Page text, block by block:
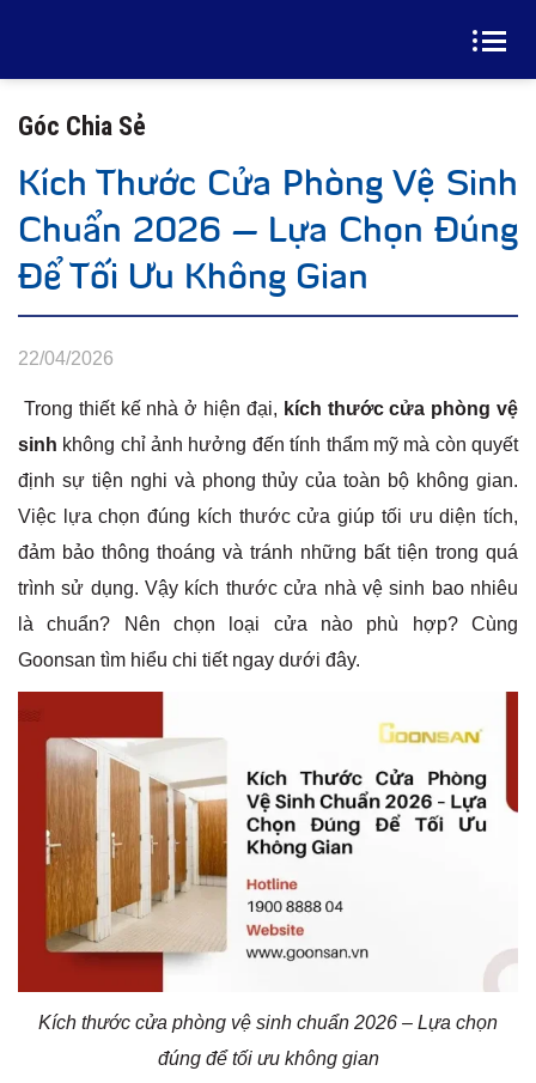
Góc Chia Sẻ
Kích Thước Cửa Phòng Vệ Sinh
Chuẩn 2026 – Lựa Chọn Đúng
Để Tối Ưu Không Gian
22/04/2026
Trong thiết kế nhà ở hiện đại, kích thước cửa phòng vệ
sinh không chỉ ảnh hưởng đến tính thẩm mỹ mà còn quyết
định sự tiện nghi và phong thủy của toàn bộ không gian.
Việc lựa chọn đúng kích thước cửa giúp tối ưu diện tích,
đảm bảo thông thoáng và tránh những bất tiện trong quá
trình sử dụng. Vậy kích thước cửa nhà vệ sinh bao nhiêu
là chuẩn? Nên chọn loại cửa nào phù hợp? Cùng
Goonsan tìm hiểu chi tiết ngay dưới đây.
Kích thước cửa phòng vệ sinh chuẩn 2026 – Lựa chọn
đúng để tối ưu không gian